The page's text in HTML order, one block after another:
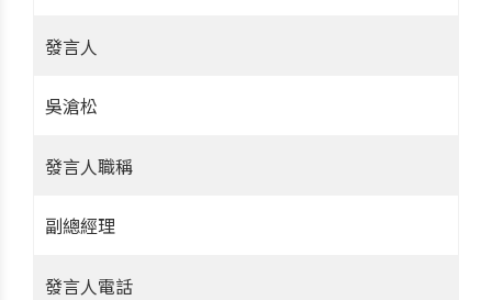
發言人
吳滄松
發言人職稱
副總經理
發言人電話